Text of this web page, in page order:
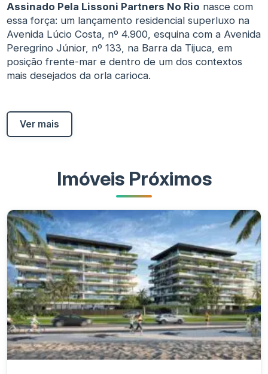
Assinado Pela Lissoni Partners No Rio nasce com
essa força: um lançamento residencial superluxo na
Avenida Lúcio Costa, nº 4.900, esquina com a Avenida
Peregrino Júnior, nº 133, na Barra da Tijuca, em
posição frente-mar e dentro de um dos contextos
mais desejados da orla carioca.
Ver mais
Imóveis Próximos